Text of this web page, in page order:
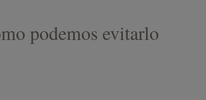
podemos evitarlo